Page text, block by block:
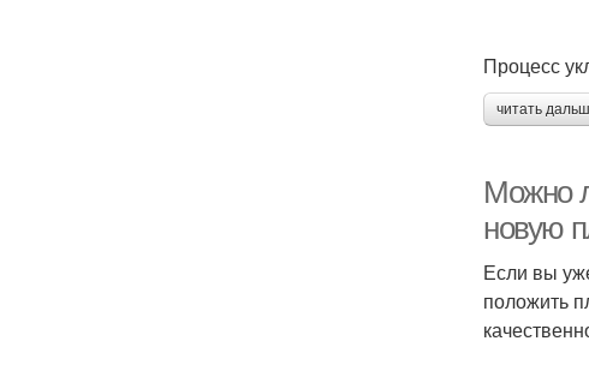
Процесс
читать
Можно
новую
Если вы
положить